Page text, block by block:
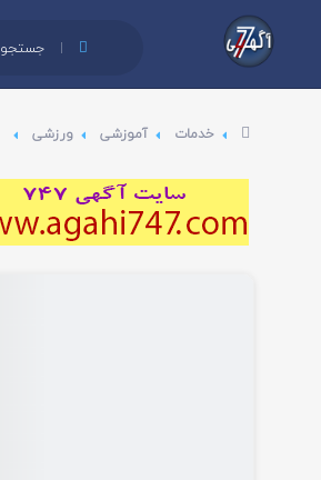
جستجو
خدمات آموزشی ورزشی